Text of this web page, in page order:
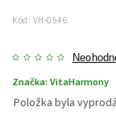
Kód: VH-0546
Značka: VitaHarmony
Položka byla